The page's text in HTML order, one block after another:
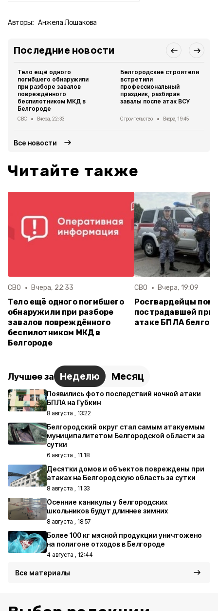
Авторы: Анжела Лошакова
Последние новости
Тело ещё одного
погибшего обнаружили
при разборе завалов
повреждённого
беспилотником МКД в
Белгороде
СВО Вчера, 22:33
Белгородские строители
встретили
профессиональный
праздник, разбирая
завалы после атак ВСУ
Строительство Вчера, 19:45
Все новости
Читайте также
СВО Вчера, 22:33
Тело ещё одного погибшего
обнаружили при разборе
завалов повреждённого
беспилотником МКД в
Белгороде
СВО Вчера, 19:09
Росгвардейцы
пострадавшей при
атаке БПЛА
Лучшее за Неделю Месяц
Появились фото последствий ночной атаки
БПЛА на Губкин
8 августа , 13:22
Белгородский округ стал самым атакуемым
муниципалитетом Белгородской области за
сутки
6 августа , 11:18
Десятки домов и объектов повреждены при
атаках на Белгородскую область за сутки
8 августа , 11:33
Осенние каникулы у белгородских
школьников будут длиннее зимних
8 августа , 18:57
Более 100 кг мясной продукции уничтожено
на полигоне отходов в Белгороде
4 августа , 12:44
Все материалы